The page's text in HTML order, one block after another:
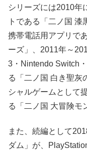
シリーズには2010年
トである「二ノ国
携帯電話用アプリで
ーズ」、2011年～
3・Nintendo Switch
る「二ノ国 白き聖灰
シャルゲームとして
る「二ノ国 大冒険モ
また、続編として
ダム」が、